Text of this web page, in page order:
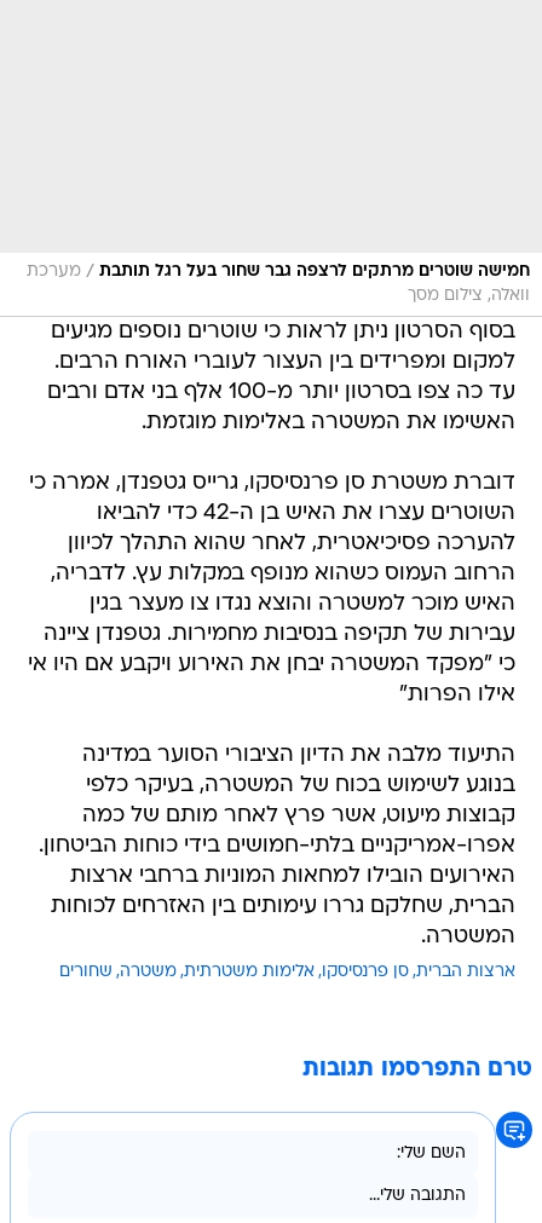
חמישה שוטרים מרתקים לרצפה גבר שחור בעל רגל תותבת / מערכת
וואלה, צילום מסך
בסוף הסרטון ניתן לראות כי שוטרים נוספים מגיעים
למקום ומפרידים בין העצור לעוברי האורח הרבים.
עד כה צפו בסרטון יותר מ-100 אלף בני אדם ורבים
האשימו את המשטרה באלימות מוגזמת.
דוברת משטרת סן פרנסיסקו, גרייס גטפנדן, אמרה כי
השוטרים עצרו את האיש בן ה-42 כדי להביאו
להערכה פסיכיאטרית, לאחר שהוא התהלך לכיוון
הרחוב העמוס כשהוא מנופף במקלות עץ. לדבריה,
האיש מוכר למשטרה והוצא נגדו צו מעצר בגין
עבירות של תקיפה בנסיבות מחמירות. גטפנדן ציינה
כי "מפקד המשטרה יבחן את האירוע ויקבע אם היו אי
אילו הפרות"
התיעוד מלבה את הדיון הציבורי הסוער במדינה
בנוגע לשימוש בכוח של המשטרה, בעיקר כלפי
קבוצות מיעוט, אשר פרץ לאחר מותם של כמה
אפרו-אמריקניים בלתי-חמושים בידי כוחות הביטחון.
האירועים הובילו למחאות המוניות ברחבי ארצות
הברית, שחלקם גררו עימותים בין האזרחים לכוחות
המשטרה.
ארצות הברית סן פרנסיסקו אלימות משטרתית משטרה שחורים
טרם התפרסמו תגובות